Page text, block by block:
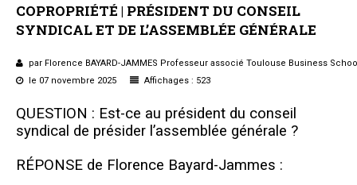
Au Parlement
Gestion et maintenance
Pratique de la copro.
Jurisprudence
Études juridiques
Formez-vous !
COPROPRIÉTÉ | PRÉSIDENT DU CONSEIL
SYNDICALET DE L’ASSEMBLÉE GÉNÉRALE
par Florence BAYARD-JAMMES Professeur associé Toulouse Business
le 07 novembre 2025
Affichages : 523
QUESTION : Est-ce au président du conseil
syndical de présider l’assemblée générale ?
RÉPONSE de Florence Bayard-Jammes :